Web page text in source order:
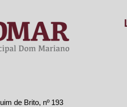
de Brito, nº 193